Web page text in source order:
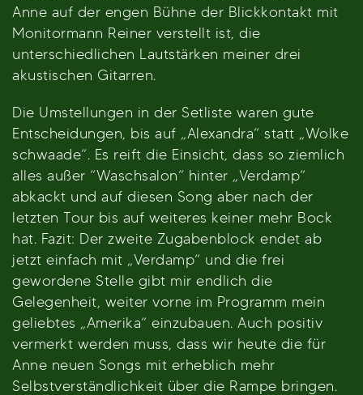
Anne auf der engen Bühne der Blickkontakt mit
Monitormann Reiner verstellt ist, die
unterschiedlichen Lautstärken meiner drei
akustischen Gitarren.
Die Umstellungen in der Setliste waren gute
Entscheidungen, bis auf „Alexandra“ statt „Wolke
schwaade“. Es reift die Einsicht, dass so ziemlich
alles außer “Waschsalon“ hinter „Verdamp“
abkackt und auf diesen Song aber nach der
letzten Tour bis auf weiteres keiner mehr Bock
hat. Fazit: Der zweite Zugabenblock endet ab
jetzt einfach mit „Verdamp“ und die frei
gewordene Stelle gibt mir endlich die
Gelegenheit, weiter vorne im Programm mein
geliebtes „Amerika“ einzubauen. Auch positiv
vermerkt werden muss, dass wir heute die für
Anne neuen Songs mit erheblich mehr
Selbstverständlichkeit über die Rampe bringen.